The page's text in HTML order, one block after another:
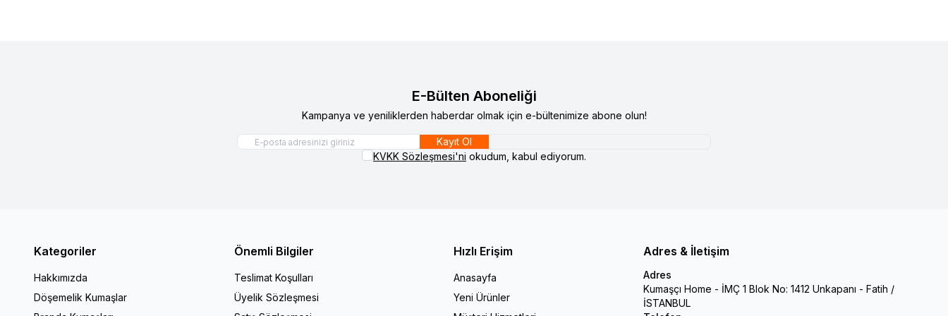
E-Bülten Aboneliği
Kampanya ve yeniliklerden haberdar olmak için e-bültenimize abone olun!
Kayıt Ol
KVKK Sözleşmesi'ni okudum, kabul ediyorum.
Kategoriler
Hakkımızda
Döşemelik Kumaşlar
Önemli Bilgiler
Teslimat Koşulları
Üyelik Sözleşmesi
Hızlı Erişim
Anasayfa
Yeni Ürünler
Adres & İletişim
Adres
Kumaşçı Home - İMÇ 1 Blok No: 1412 Unkapanı - Fatih /
İSTANBUL